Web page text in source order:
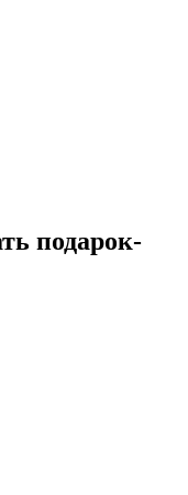
подарок-